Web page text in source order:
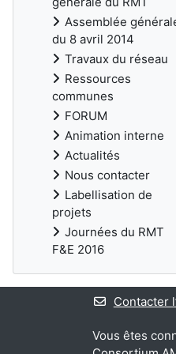
Assemblée
du 8 avril 2014
Travaux du réseau
Ressources
communes
FORUM
Animation interne
Actualités
Nous contacter
Labellisation de
projets
Journées du RMT
F&E 2016
Contacter
Vous êtes